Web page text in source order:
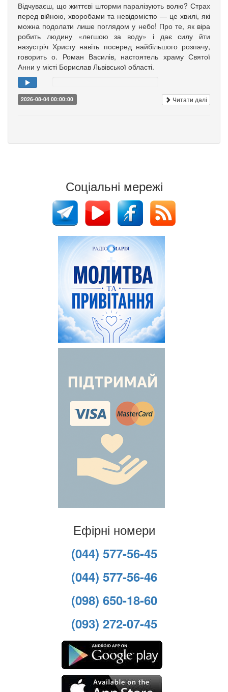
Відчуваєш, що життєві шторми паралізують волю? Страх
перед війною, хворобами та невідомістю — це хвилі, які
можна подолати лише поглядом у небо! Про те, як віра
робить людину «легшою за воду» і дає силу йти
назустріч Христу навіть посеред найбільшого розпачу,
говорить о. Роман Василів, настоятель храму Святої
Анни у місті Борислав Львівської області.
2026-08-04 00:00:00 Читати далі
Соціальні мережі
Ефірні номери
(044) 577-56-45
(044) 577-56-46
(098) 650-18-60
(093) 272-07-45